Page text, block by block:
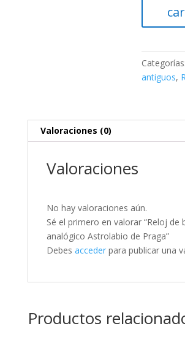
Categorías:
antiguos,
Valoraciones (0)
Valoraciones
No hay valoraciones aún.
Sé el primero en valorar “Reloj de
analógico Astrolabio de Praga”
Debes accederpara publicar una
Productos